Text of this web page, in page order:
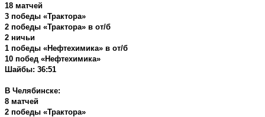
18 матчей
3 победы «Трактора»
2 победы «Трактора» в от/б
2 ничьи
1 победы «Нефтехимика» в от/б
10 побед «Нефтехимика»
Шайбы: 36:51
В Челябинске:
8 матчей
2 победы «Трактора»